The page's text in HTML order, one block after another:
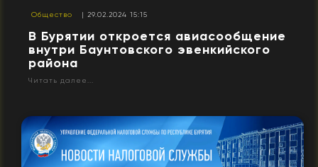
Общество | 29.02.2024 15:15
В Бурятии откроется авиасообщение
внутри Баунтовского эвенкийского
района
Читать далее...